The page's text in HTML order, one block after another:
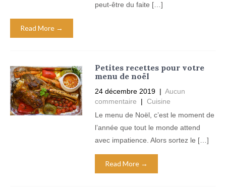
peut-être du faite […]
Read More →
Petites recettes pour votre
menu de noël
24 décembre 2019 | Aucun
commentaire
| Cuisine
Le menu de Noël, c’est le moment de
l’année que tout le monde attend
avec impatience. Alors sortez le […]
Read More →